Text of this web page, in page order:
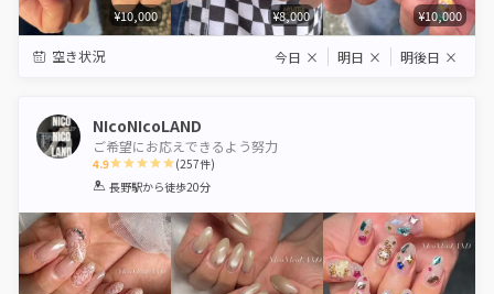
¥10,000 ¥8,000 ¥10,000
空き状況 今日 × 明日 × 明後日 ×
NIcoNIcoLAND
ご希望にお応えできるよう努力
4.9
1 2 3 4 5
(257件)
長野駅から徒歩20分